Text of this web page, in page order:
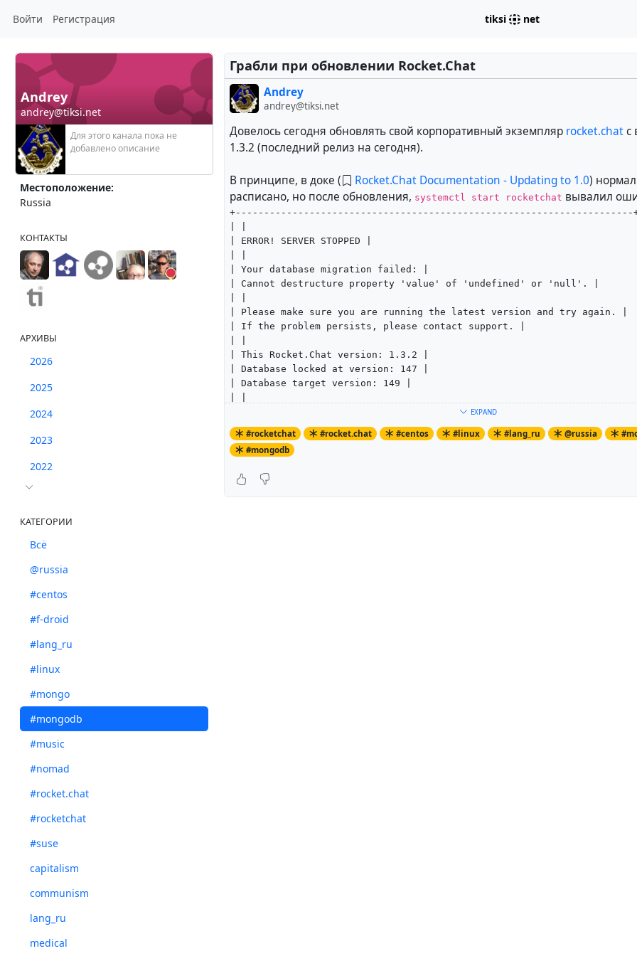
Войти Регистрация tiksi net
Andrey
andrey@tiksi.net
Для этого канала пока не
добавлено описание
Местоположение:
Russia
КОНТАКТЫ
АРХИВЫ
2026
2025
2024
2023
2022
КАТЕГОРИИ
Всё
@russia
#centos
#f-droid
#lang_ru
#linux
#mongo
#mongodb
#music
#nomad
#rocket.chat
#rocketchat
#suse
capitalism
communism
lang_ru
medical
Грабли при обновлении Rocket.Chat
Andrey
andrey@tiksi.net
Довелось сегодня обновлять свой корпоративный экземпляр rocket.chatс
1.3.2 (последний релиз на сегодня).
В принципе, в доке ( Rocket.Chat Documentation - Updating to 1.0)
расписано, но после обновления, systemctl start rocketchat вывалил
+----------------------------------------------------------------------
| |
| ERROR! SERVER STOPPED |
| |
| Your database migration failed: |
| Cannot destructure property 'value' of 'undefined' or 'null'. |
| |
| Please make sure you are running the latest version and try again. |
| If the problem persists, please contact support. |
| |
| This Rocket.Chat version: 1.3.2 |
| Database locked at version: 147 |
| Database target version: 149 |
| |
| Commit: 22894861c52cca1ff09f545db07c5259e9465791 |
| Date: Wed Aug 14 00:23:11 2019 -0300 |
| Branch: HEAD |
| Tag: 1.3.2 |
+----------------------------------------------------------------------+
EXPAND
#rocketchat #rocket.chat #centos #linux #lang_ru @russia
#mongodb